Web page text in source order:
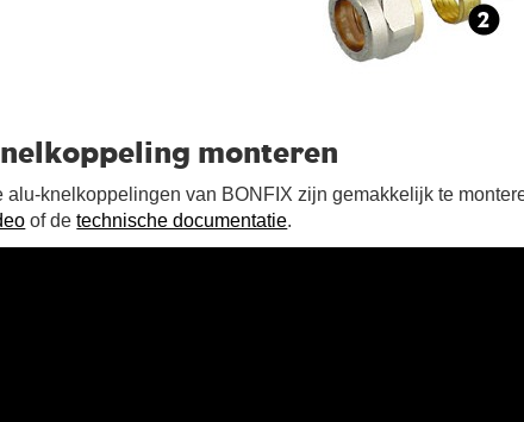
monteren
alu-knelkoppelingen van BONFIX zijn gemakkelijk te
of detechnische documentatie.